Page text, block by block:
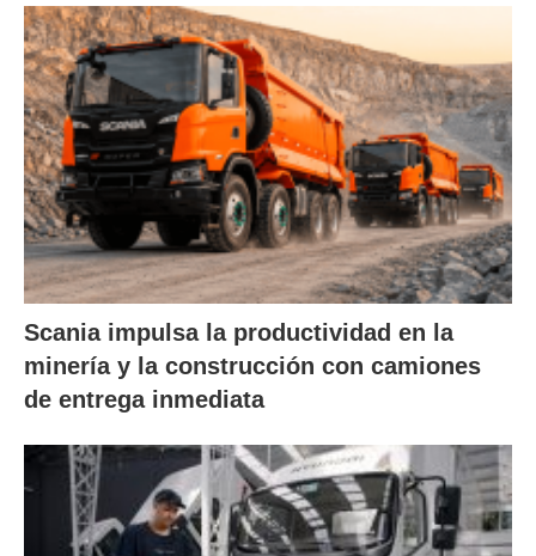
Scania impulsa la productividad en la
minería y la construcción con camiones
de entrega inmediata